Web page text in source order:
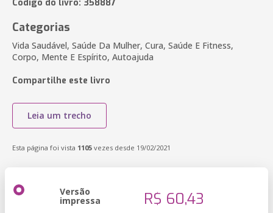
Código do livro: 358887
Categorias
Vida Saudável, Saúde Da Mulher, Cura, Saúde E Fitness,
Corpo, Mente E Espírito, Autoajuda
Compartilhe este livro
Leia um trecho
Esta página foi vista 1105 vezes desde 19/02/2021
Versão
impressa R$ 60,43